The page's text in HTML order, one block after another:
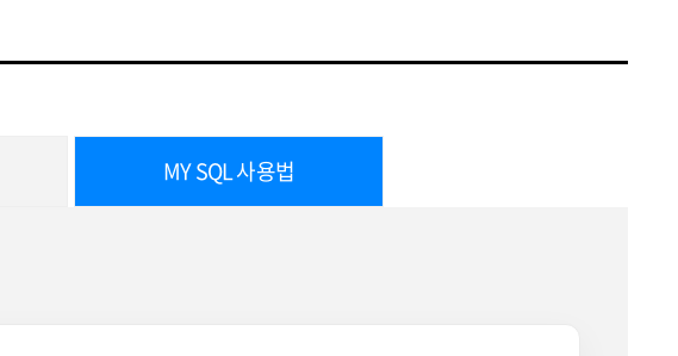
MY SQL 사용법